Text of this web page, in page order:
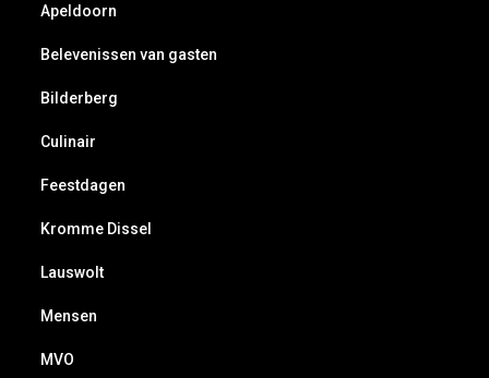
Apeldoorn
Belevenissen van gasten
Bilderberg
Culinair
Feestdagen
Kromme Dissel
Lauswolt
Mensen
MVO